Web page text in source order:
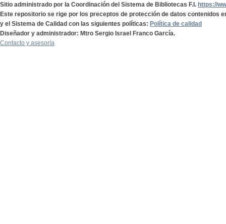
Sitio administrado por la Coordinación del Sistema de Bibliotecas F.I. https://
Este repositorio se rige por los preceptos de protección de datos contenidos
y el Sistema de Calidad con las siguientes políticas: Política de calidad
Diseñador y administrador: Mtro Sergio Israel Franco García.
Contacto y asesoría